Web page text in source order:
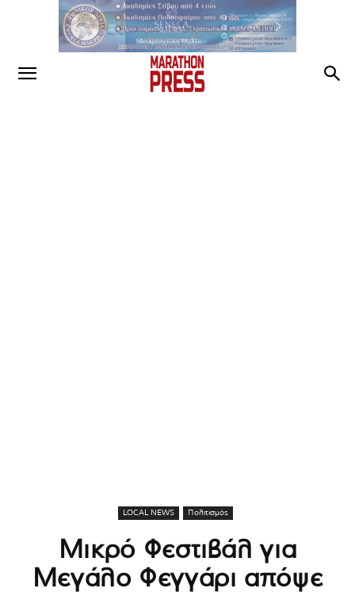
LOCAL NEWS Πολιτισμός
Μικρό Φεστιβάλ για
Μεγάλο Φεγγάρι απόψε